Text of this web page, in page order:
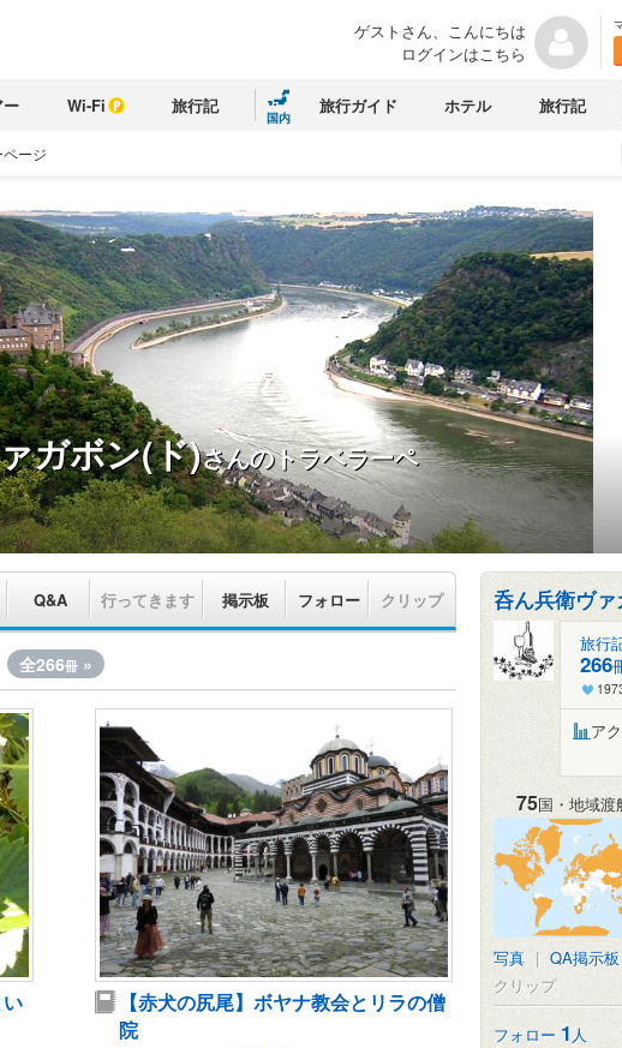
ゲストさん、こんにちは
ログインはこちら
ー Wi-Fi 旅行記
国内
旅行ガイド ホテル 旅行記
ージ
ガボン(ド)さんのトラベラーペ
Q&A 行ってきます 掲示板 フォロー クリップ
全266冊 »
【赤犬の尻尾】ボヤナ教会とリラの僧
院
呑ん兵衛ヴ
旅行
266
ア
75国・地域渡
写真 | QA掲示板
クリップ
フォロー 1 人